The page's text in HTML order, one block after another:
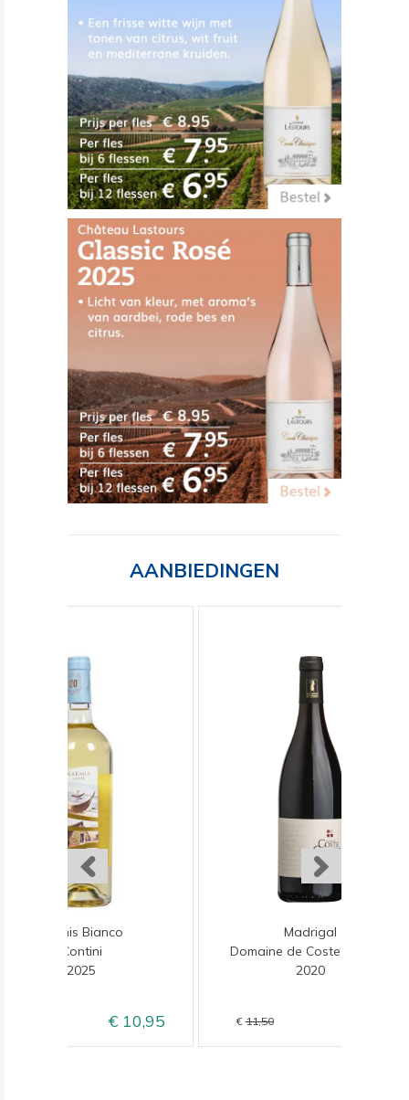
AANBIEDINGEN
Karmis Bianco
Contini
2025
10,95
Madrigal
Domaine de Coste Chaude
2020
11,50